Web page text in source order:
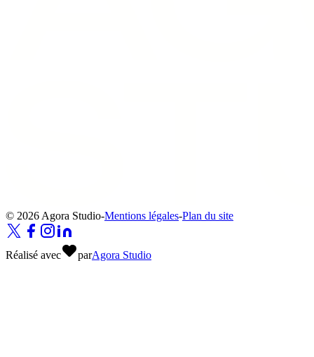
© 2026 Agora Studio-Mentions légales-Plan du site
Réalisé avec parAgora Studio